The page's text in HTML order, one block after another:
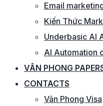
Email
Kiến Thức
Underbasic AI
AI Automation
VÂN PHONG
CONTACTS
Vân Phong Visa